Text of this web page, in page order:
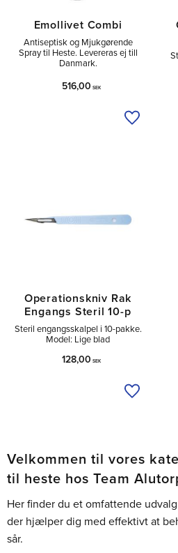
Emollivet Combi
Antiseptisk og Mjukgørende
Spray til Heste. Levereras ej till
Danmark.
516,00 SEK
Tilføj til
Operationskniv Rak
Engangs Steril 10-p
Steril engangsskalpel i 10-pakke.
Model: Lige blad
128,00 SEK
Tilføj til
Velkommen til vores
til heste hos Team
Her finder du et omfattende
der hjælper dig med effektivt at
sår.